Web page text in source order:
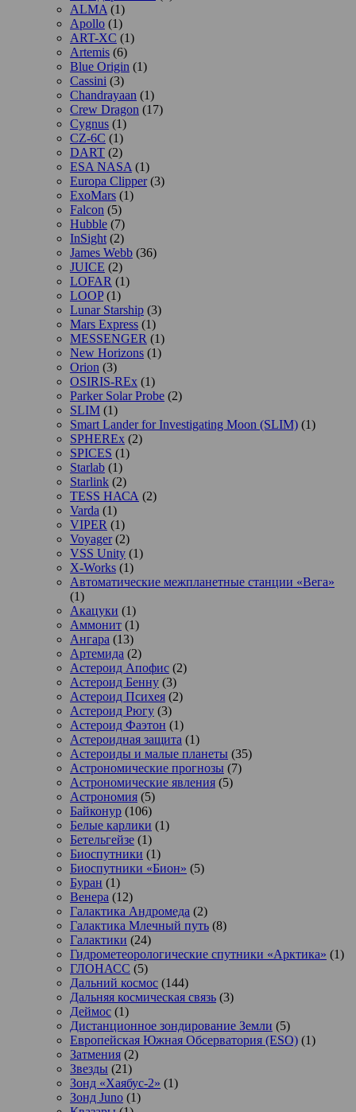
ALMA (1)
Apollo (1)
ART-XC (1)
Artemis (6)
Blue Origin (1)
Cassini (3)
Chandrayaan (1)
Crew Dragon (17)
Cygnus (1)
CZ-6C (1)
DART (2)
ESA NASA (1)
Europa Clipper(3)
ExoMars (1)
Falcon (5)
Hubble (7)
InSight (2)
James Webb (36)
JUICE (2)
LOFAR (1)
LOOP(1)
Lunar Starship (3)
Mars Express (1)
MESSENGER (1)
New Horizons (1)
Orion (3)
OSIRIS-REx (1)
Parker Solar Probe (2)
SLIM (1)
Smart Lander for Investigating Moon (SLIM) (1)
SPHEREx (2)
SPICES (1)
Starlab (1)
Starlink (2)
TESS НАСА (2)
Varda (1)
VIPER (1)
Voyager(2)
VSS Unity (1)
X-Works (1)
Автоматические межпланетные станции «Вега»
(1)
Акацуки (1)
Аммонит (1)
Ангара (13)
Артемида (2)
Астероид Апофис (2)
Астероид Бенну (3)
Астероид Психея (2)
Астероид Рюгу (3)
Астероид Фаэтон (1)
Астероидная защита (1)
Астероиды и малые планеты (35)
Астрономические прогнозы (7)
Астрономические явления (5)
Астрономия (5)
Байконур (106)
Белые карлики (1)
Бетельгейзе (1)
Биоспутники (1)
Биоспутники «Бион» (5)
Буран (1)
Венера (12)
Галактика Андромеда (2)
Галактика Млечный путь (8)
Галактики (24)
Гидрометеорологические спутники «Арктика» (1)
ГЛОНАСС (5)
Дальний космос (144)
Дальняя космическая связь (3)
Деймос (1)
Дистанционное зондирование Земли (5)
Европейская Южная Обсерватория (ESO) (1)
Затмения (2)
Звезды (21)
Зонд «Хаябус-2» (1)
Зонд Juno (1)